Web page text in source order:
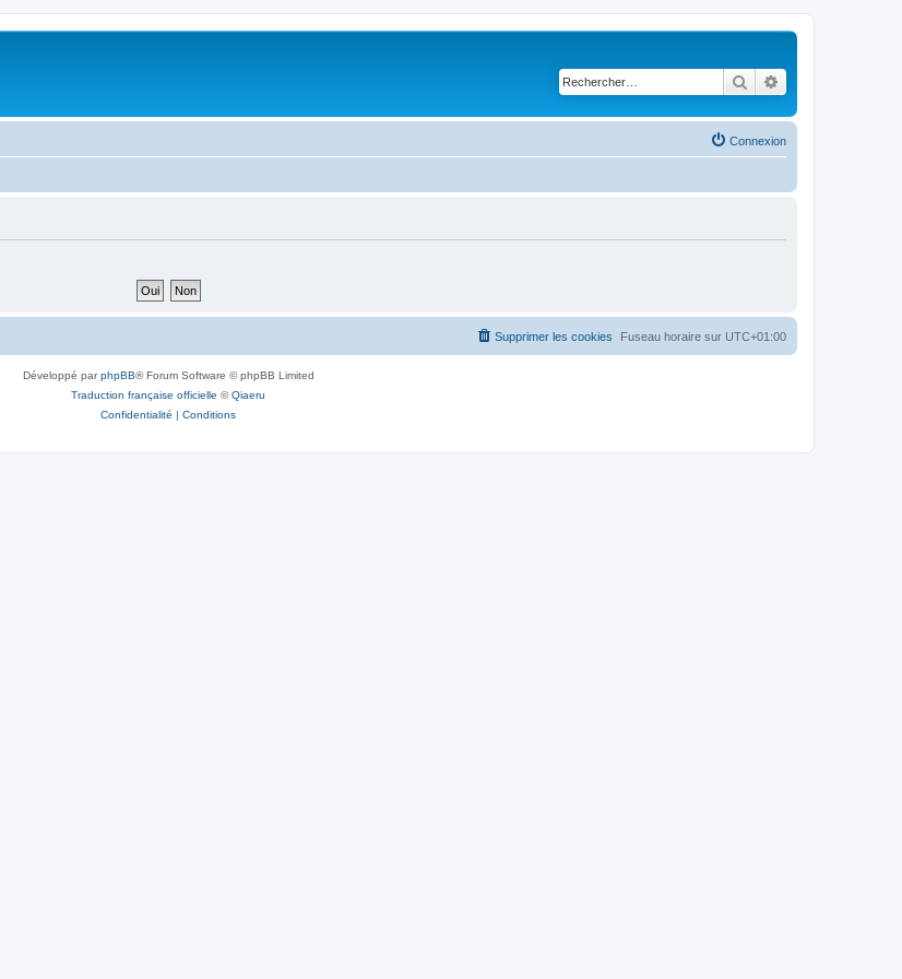
Rechercher
Connexion
Fuseau horaire sur UTC+01:00
Supprimer les cookies
Développé parphpBB® Forum Software © phpBB Limited
Traduction française officielle ©Qiaeru
Confidentialité | Conditions